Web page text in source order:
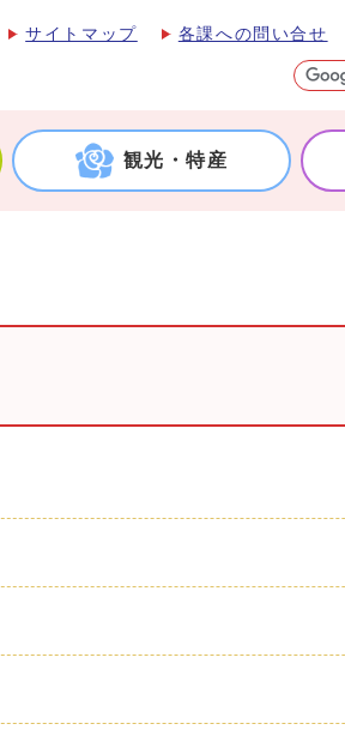
サイトマップ 各課への問い合せ
観光・特産